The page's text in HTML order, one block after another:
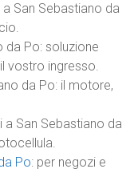
San Sebastiano da
da Po: soluzione
vostro ingresso.
da Po: il motore,
San Sebastiano da
Po: per negozi e